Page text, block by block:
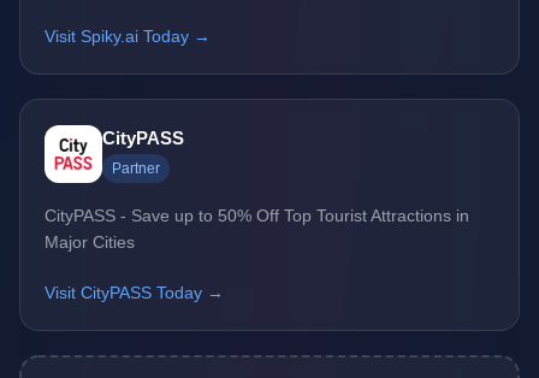
Visit Spiky.ai Today →
CityPASS
Partner
CityPASS - Save up to 50% Off Top Tourist Attractions in
Major Cities
Visit CityPASS Today →